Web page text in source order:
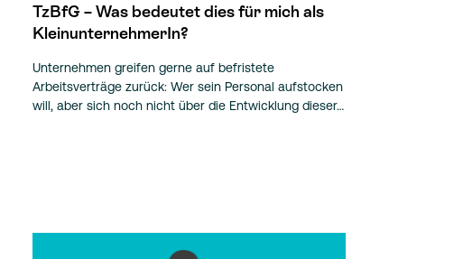
TzBfG – Was bedeutet dies für mich als
KleinunternehmerIn?
Unternehmen greifen gerne auf befristete
Arbeitsverträge zurück: Wer sein Personal aufstocken
will, aber sich noch nicht über die Entwicklung dieser…